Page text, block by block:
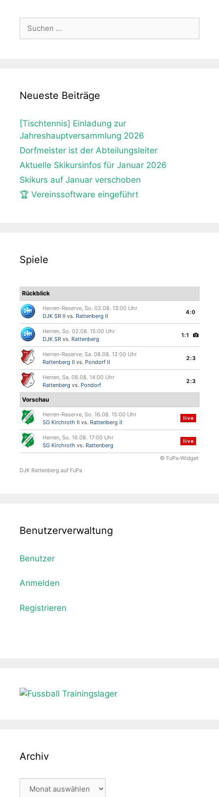
Neueste Beiträge
[Tischtennis] Einladung zur
Jahreshauptversammlung 2026
Dorfmeister ist der Abteilungsleiter
Aktuelle Skikursinfos für Januar 2026
Skikurs auf Januar verschoben
🏆 Vereinssoftware eingeführt
Spiele
Rückblick
Herren-Reserve, So. 02.08. 13:00 Uhr
DJK SR II vs. Rattenberg II
4:0
Herren, So. 02.08. 15:00 Uhr
DJK SR vs. Rattenberg
1:1
Herren-Reserve, Sa. 08.08. 12:00 Uhr
Rattenberg II vs. Pondorf II
2:3
Herren, Sa. 08.08. 14:00 Uhr
Rattenberg vs. Pondorf
2:3
Vorschau
Herren-Reserve, So. 16.08. 15:00 Uhr
SG Kirchroth II vs. Rattenberg II
live
Herren, So. 16.08. 17:00 Uhr
SG Kirchroth vs. Rattenberg
live
© FuPa-Widget
DJK Rattenberg auf FuPa
Benutzerverwaltung
Benutzer
Anmelden
Registrieren
Archiv
Archiv